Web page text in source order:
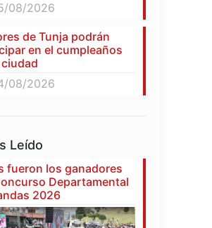
08/2026
de Tunja podrán
en el cumpleaños
08/2026
Leído
fueron los ganadores
Departamental
2026